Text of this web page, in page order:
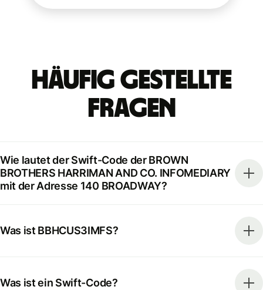
Häufig gestellte
Fragen
Wie lautet der Swift-Code der BROWN
BROTHERS HARRIMAN AND CO. INFOMEDIARY
mit der Adresse 140 BROADWAY?
Was ist BBHCUS3IMFS?
Was ist ein Swift-Code?